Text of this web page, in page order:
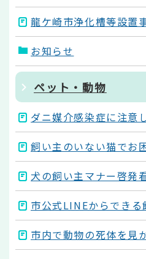
龍ケ崎市浄化槽等設置
お知らせ
ペット・動物
ダニ媒介感染症に注意
飼い主のいない猫でお
犬の飼い主マナー啓発
市公式LINEからできる
市内で動物の死体を見